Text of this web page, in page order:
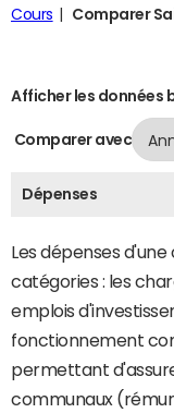
Cours
Comparer
Afficher les données
Comparer avec
Dépenses
Les dépenses
catégories : les
emplois
fonctionnement
permettant
communaux